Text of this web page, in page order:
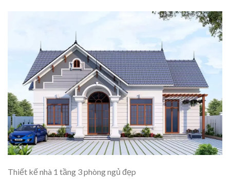
Thiết kế nhà 1 tầng 3 phòng ngủ đẹp